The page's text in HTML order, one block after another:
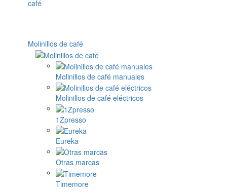
Molinillos de café
Molinillos de café manuales
Molinillos de café eléctricos
1Zpresso
Eureka
Otras marcas
Timemore